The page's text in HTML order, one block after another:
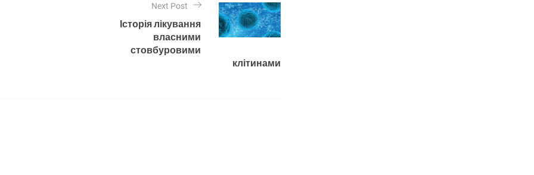
Next Post
Історія лікування
власними
стовбуровими
клітинами